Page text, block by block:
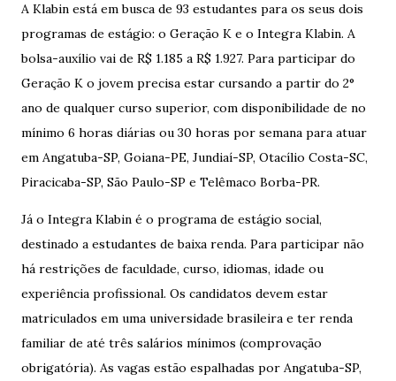
A Klabin está em busca de 93 estudantes para os seus dois
programas de estágio: o Geração K e o Integra Klabin. A
bolsa-auxílio vai de R$ 1.185 a R$ 1.927. Para participar do
Geração K o jovem precisa estar cursando a partir do 2°
ano de qualquer curso superior, com disponibilidade de no
mínimo 6 horas diárias ou 30 horas por semana para atuar
em Angatuba-SP, Goiana-PE, Jundiaí-SP, Otacílio Costa-SC,
Piracicaba-SP, São Paulo-SP e Telêmaco Borba-PR.
Já o Integra Klabin é o programa de estágio social,
destinado a estudantes de baixa renda. Para participar não
há restrições de faculdade, curso, idiomas, idade ou
experiência profissional. Os candidatos devem estar
matriculados em uma universidade brasileira e ter renda
familiar de até três salários mínimos (comprovação
obrigatória). As vagas estão espalhadas por Angatuba-SP,